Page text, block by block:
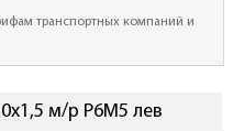
транспортных компаний и
м/р Р6М5 лев